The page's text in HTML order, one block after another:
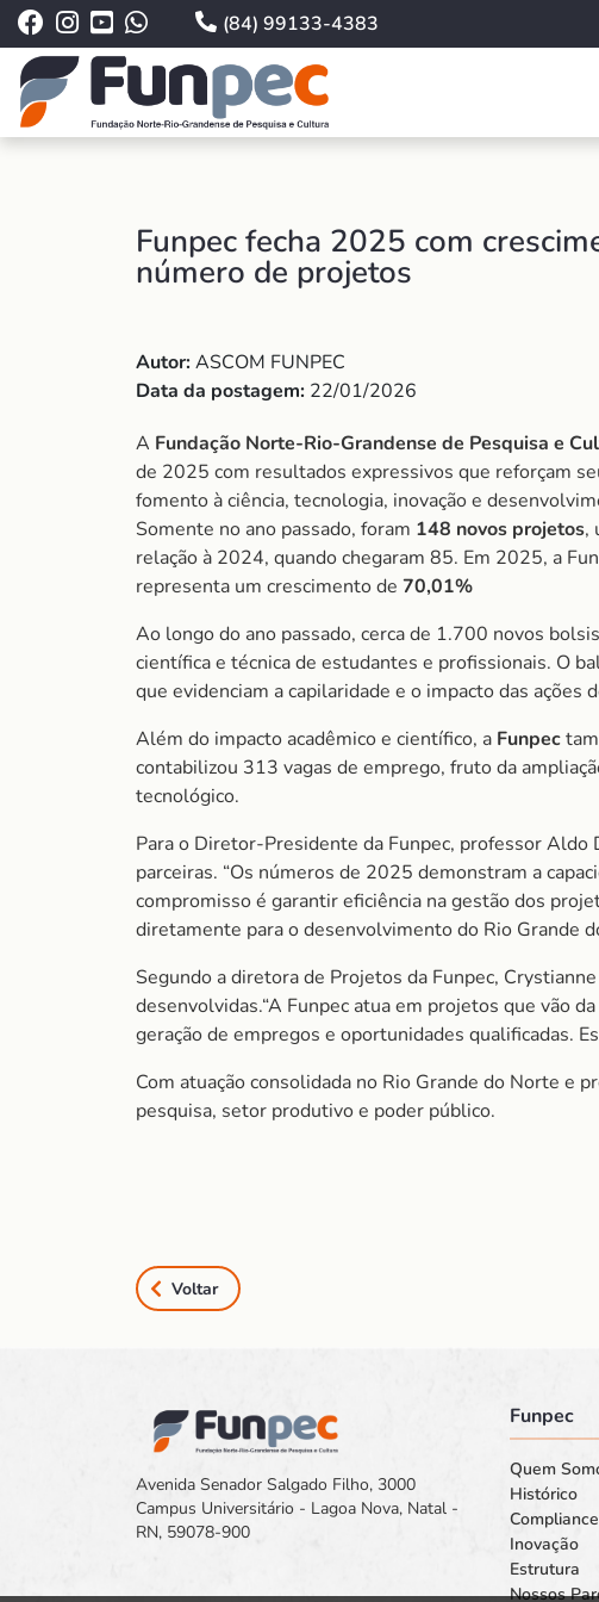
(84) 99133-4383
Funpec fecha 2025 com
número de projetos
Autor:ASCOM FUNPEC
Data da postagem: 22/01/2026
A Fundação Norte-Rio-Grandense de Pesquisa e
de 2025 com resultados expressivos que reforçam
fomento à ciência, tecnologia, inovação e
Somente no ano passado, foram 148 novos projetos,
relação à 2024, quando chegaram 85. Em 2025, a
representa um crescimento de 70,01%
Ao longo do ano passado, cerca de 1.700 novos
científica e técnica de estudantes e profissionais. O
que evidenciam a capilaridade e o impacto das ações
Além do impacto acadêmico e científico, a Funpec
contabilizou 313 vagas de emprego, fruto da
tecnológico.
Para o Diretor-Presidente da Funpec, professor
parceiras. “Os números de 2025 demonstram a
compromisso é garantir eficiência na gestão dos
diretamente para o desenvolvimento do Rio Grande
Segundo a diretora de Projetos da Funpec,
desenvolvidas.“A Funpec atua em projetos que vão
geração de empregos e oportunidades qualificadas.
Com atuação consolidada no Rio Grande do Norte e
pesquisa, setor produtivo e poder público.
Voltar
Avenida Senador Salgado Filho, 3000
Campus Universitário - Lagoa Nova, Natal -
RN, 59078-900
Funpec
Quem
Histórico
Compliance
Inovação
Estrutura
Nossos